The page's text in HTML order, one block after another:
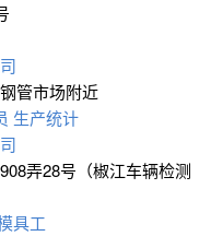
管市场附近
生产统计
弄28号（椒江车辆检测
具工